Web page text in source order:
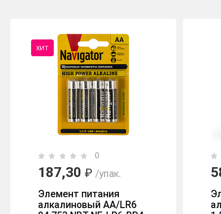
ХИТ
0
187,30 ₽ /упак.
Элемент питания
алкалиновый AA/LR6